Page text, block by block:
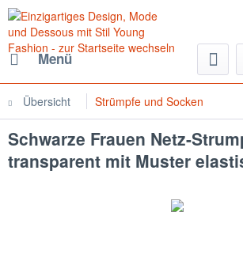
Menü
Übersicht Strümpfe und Socken
Schwarze Frauen Netz-
transparent mit Muster